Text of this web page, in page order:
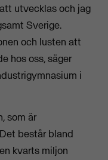
utvecklas och jag
Sverige.
och lusten att
hos oss, säger
i
som är
består bland
kvarts miljon